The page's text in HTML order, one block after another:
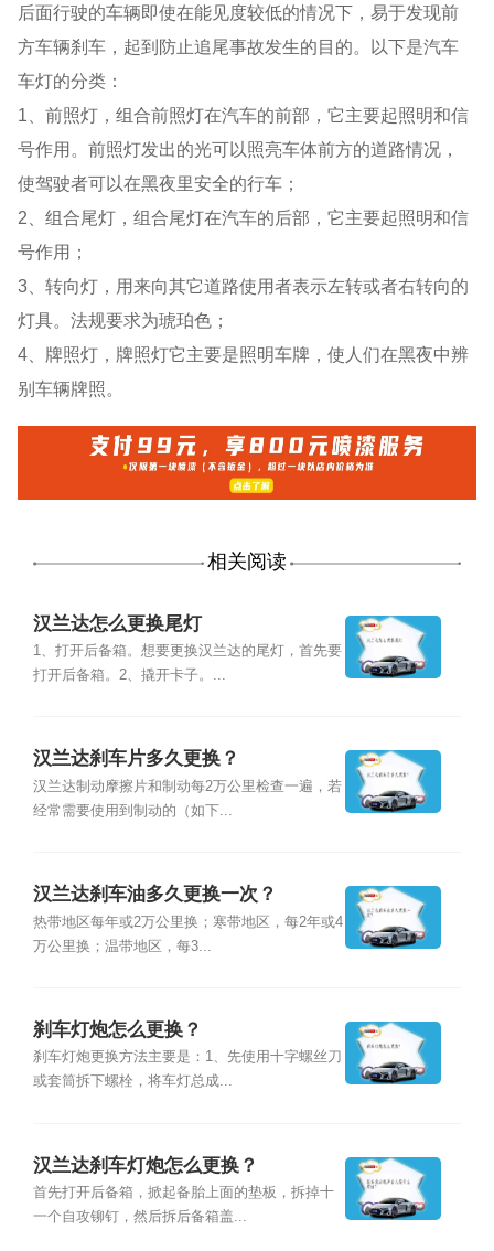
后面行驶的车辆即使在能见度较低的情况下，易于发现前
方车辆刹车，起到防止追尾事故发生的目的。以下是汽车
车灯的分类：
1、前照灯，组合前照灯在汽车的前部，它主要起照明和信
号作用。前照灯发出的光可以照亮车体前方的道路情况，
使驾驶者可以在黑夜里安全的行车；
2、组合尾灯，组合尾灯在汽车的后部，它主要起照明和信
号作用；
3、转向灯，用来向其它道路使用者表示左转或者右转向的
灯具。法规要求为琥珀色；
4、牌照灯，牌照灯它主要是照明车牌，使人们在黑夜中辨
别车辆牌照。
相关阅读
汉兰达怎么更换尾灯
1、打开后备箱。想要更换汉兰达的尾灯，首先要
打开后备箱。2、撬开卡子。...
汉兰达刹车片多久更换？
汉兰达制动摩擦片和制动每2万公里检查一遍，若
经常需要使用到制动的（如下...
汉兰达刹车油多久更换一次？
热带地区每年或2万公里换；寒带地区，每2年或4
万公里换；温带地区，每3...
刹车灯炮怎么更换？
刹车灯炮更换方法主要是：1、先使用十字螺丝刀
或套筒拆下螺栓，将车灯总成...
汉兰达刹车灯炮怎么更换？
首先打开后备箱，掀起备胎上面的垫板，拆掉十
一个自攻铆钉，然后拆后备箱盖...